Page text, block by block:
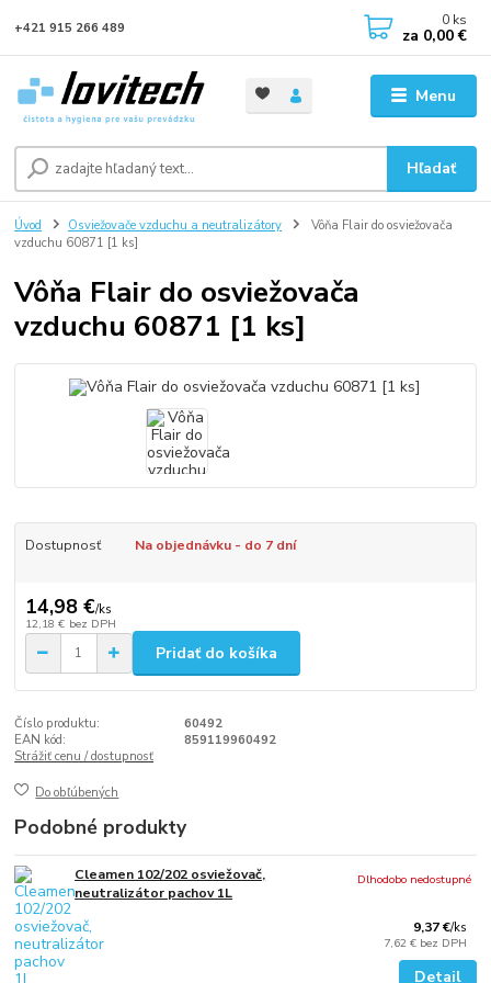
Menu
Hľadať
+421 915 266 489 0 ks
za 0,00 €
Úvod Osviežovače vzduchu a neutralizátory
Vôňa Flair do osviežovača
vzduchu 60871 [1 ks]
Vôňa Flair do osviežovača
vzduchu 60871 [1 ks]
Dostupnosť Na objednávku - do 7 dní
14,98 €/ks
12,18 € bez DPH
Pridať do košíka
Číslo produktu:
60492
EAN kód:
859119960492
Strážiť cenu / dostupnosť
Do obľúbených
Podobné produkty
Cleamen 102/202 osviežovač,
neutralizátor pachov 1L
9,37 €/ks
7,62 € bez DPH
Dlhodobo nedostupné
Detail